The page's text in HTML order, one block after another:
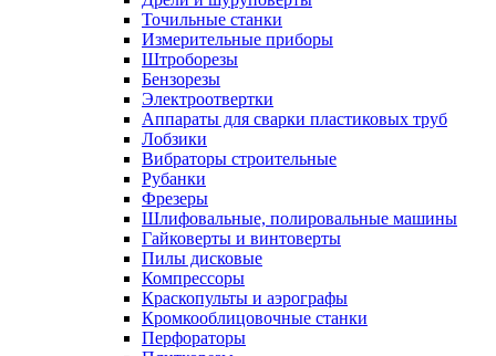
Точильные станки
Измерительные приборы
Штроборезы
Бензорезы
Электроотвертки
Аппараты для сварки пластиковых труб
Лобзики
Вибраторы строительные
Рубанки
Фрезеры
Шлифовальные, полировальные машины
Гайковерты и винтоверты
Пилы дисковые
Компрессоры
Краскопульты и аэрографы
Кромкооблицовочные станки
Перфораторы